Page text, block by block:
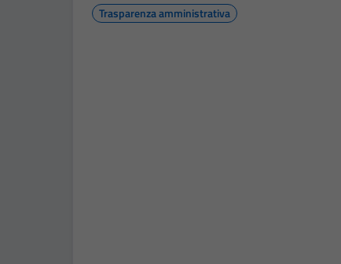
Trasparenza amministrativa